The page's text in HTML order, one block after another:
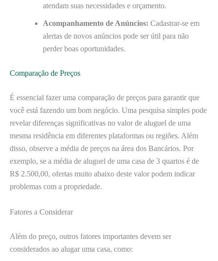
atendam suas necessidades e orçamento.
Acompanhamento de Anúncios: Cadastrar-se em
alertas de novos anúncios pode ser útil para não
perder boas oportunidades.
Comparação de Preços
É essencial fazer uma comparação de preços para garantir que
você está fazendo um bom negócio. Uma pesquisa simples pode
revelar diferenças significativas no valor de aluguel de uma
mesma residência em diferentes plataformas ou regiões. Além
disso, observe a média de preços na área dos Bancários. Por
exemplo, se a média de aluguel de uma casa de 3 quartos é de
R$ 2.500,00, ofertas muito abaixo deste valor podem indicar
problemas com a propriedade.
Fatores a Considerar
Além do preço, outros fatores importantes devem ser
considerados ao alugar uma casa, como: